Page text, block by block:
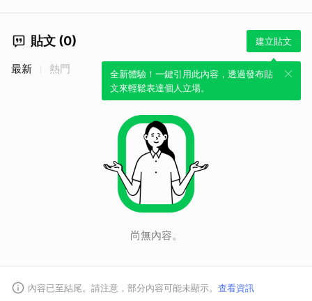
貼文 (0) 建立貼文
全新體驗！一鍵引用此內容，透過發布貼
文來輕鬆表達個人立場。
最新 熱門
尚無內容。
內容已至結尾。請注意，部分內容可能未顯示。 查看資訊